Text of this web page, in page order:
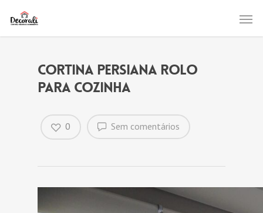
Cortina Persiana Rolo
para cozinha
Sem comentários
0